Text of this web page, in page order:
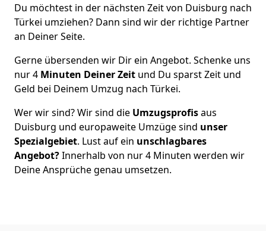
Du möchtest in der nächsten Zeit von Duisburg nach
Türkei umziehen? Dann sind wir der richtige Partner
an Deiner Seite.
Gerne übersenden wir Dir ein Angebot. Schenke uns
nur4 Minuten Deiner Zeit und Du sparst Zeit und
Geld bei Deinem Umzug nach Türkei.
Wer wir sind? Wir sind die Umzugsprofisaus
Duisburg und europaweite Umzüge sind unser
Spezialgebiet. Lust auf ein unschlagbares
Angebot?Innerhalb von nur4 Minuten werden wir
Deine Ansprüche genau umsetzen.